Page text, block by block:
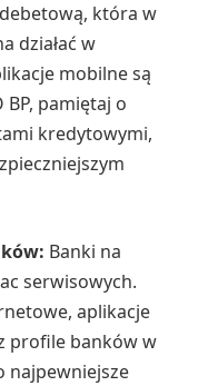
która w
działać w
mobilne są
pamiętaj o
kredytowymi,
Banki na
serwisowych.
aplikacje
profile banków w
najpewniejsze